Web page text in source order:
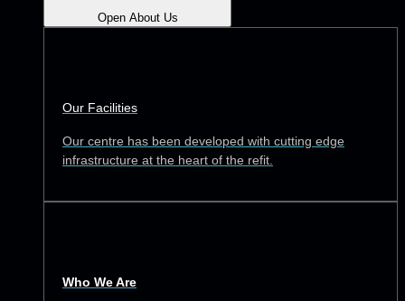
Open About Us
Our Facilities
Our centre has been developed with cutting edge
infrastructure at the heart of the refit.
Who We Are